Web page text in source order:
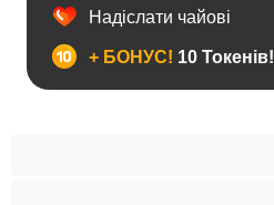
Надіслати чайові
+ БОНУС! 10 Токенів!